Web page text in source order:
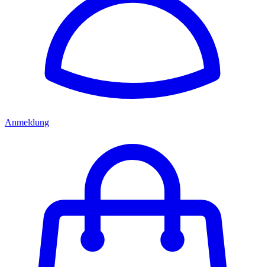
Anmeldung